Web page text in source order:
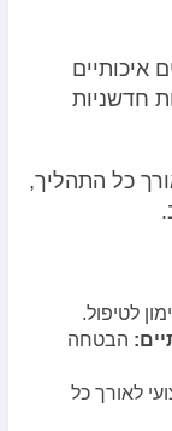
איכותיים
חדשניות
כל התהליך,
לטיפול.
הבטחה
לאורך כל